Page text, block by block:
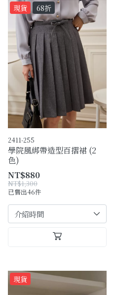
現貨 68折
2411-255
學院風綁帶造型百摺裙 (2
色)
NT$880
NT$1,300
已售出46件
現貨